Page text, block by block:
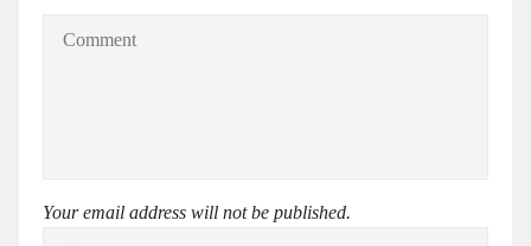
Your email address will not be published.